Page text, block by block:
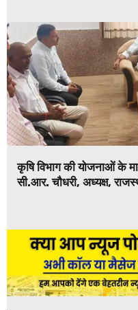
कृषि विभाग की योजनाओं के
सी.आर. चौधरी, अध्यक्ष,